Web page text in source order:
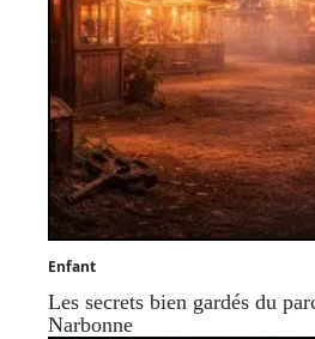
Enfant
Les secrets bien gardés du
Narbonne